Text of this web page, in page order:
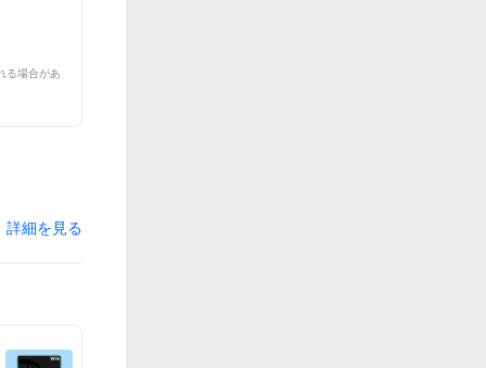
る場合があ
詳細を見る